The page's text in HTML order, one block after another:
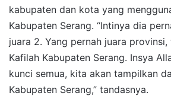
kabupaten dan kota yang
Kabupaten Serang. “Intinya dia
juara 2. Yang pernah juara
Kafilah Kabupaten Serang. Insya
kunci semua, kita akan tampilkan
Kabupaten Serang,” tandasnya.